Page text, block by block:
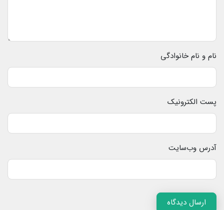
نام و نام خانوادگی
پست الکترونیک
آدرس وب‌سایت
ارسال دیدگاه